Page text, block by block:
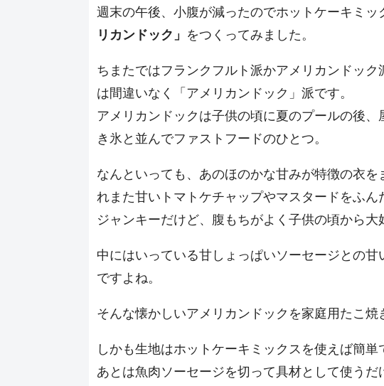
週末の午後、小腹が減ったのでホットケーキミ
リカンドック」 をつくってみました。
ちまたではフランクフルト派かアメリカンドッ
は間違いなく「アメリカンドック」派です。
アメリカンドックは子供の頃に夏のプールの後
き氷と並んでファストフードのひとつ。
なんといっても、あのほのかな甘みが特徴の衣を
れまた甘いトマトケチャップやマスタードをふ
ジャンキーだけど、腹もちがよく子供の頃から大
中にはいっている甘しょっぱいソーセージとの
ですよね。
そんな懐かしいアメリカンドックを家庭用たこ焼
しかも生地はホットケーキミックスを使えば簡単
あとは魚肉ソーセージを切って具材として使うだ